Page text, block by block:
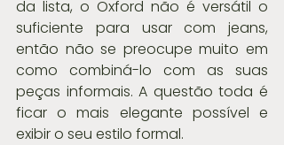
da lista, o Oxford não é versátil o
suficiente para usar com jeans,
então não se preocupe muito em
como combiná-lo com as suas
peças informais. A questão toda é
ficar o mais elegante possível e
exibir o seu estilo formal.